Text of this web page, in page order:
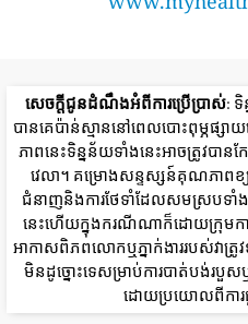
សេចក្តីជូនដំណឹងអំពីការប្រើប្រាស់:
បានគេប៉ាន់ស្មាននៅពេលបោះពុម្ភផ្ស
ភាពនេះទិន្នន័យទាំងនេះអាចត្រូវបា
វេលា។ គម្រោងសន្ទស្សន៍គុណភាព
ជំនាញនិងការថែទាំដែលសមស្របទាំ
នេះហើយក្នុងករណីណាក៏ដោយក្រុមក
អាកាសពិភពលោកឬភ្នាក់ងាររបស់វាត្
មិនដូច្នោះទេសម្រាប់ការបាត់បង់រ
ដោយប្រយោលពីការផ្